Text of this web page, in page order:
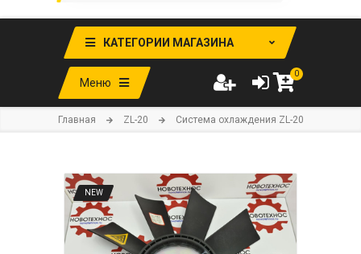
КАТЕГОРИИ МАГАЗИНА
Меню
0
Главная ZL-20 Система охлаждения ZL-20
NEW